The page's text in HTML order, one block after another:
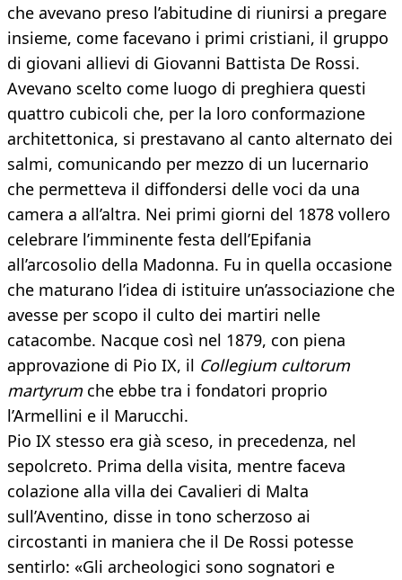
che avevano preso l’abitudine di riunirsi a pregare
insieme, come facevano i primi cristiani, il gruppo
di giovani allievi di Giovanni Battista De Rossi.
Avevano scelto come luogo di preghiera questi
quattro cubicoli che, per la loro conformazione
architettonica, si prestavano al canto alternato dei
salmi, comunicando per mezzo di un lucernario
che permetteva il diffondersi delle voci da una
camera a all’altra. Nei primi giorni del 1878 vollero
celebrare l’imminente festa dell’Epifania
all’arcosolio della Madonna. Fu in quella occasione
che maturano l’idea di istituire un’associazione che
avesse per scopo il culto dei martiri nelle
catacombe. Nacque così nel 1879, con piena
approvazione di Pio IX, il Collegium cultorum
martyrumche ebbe tra i fondatori proprio
l’Armellini e il Marucchi.
Pio IX stesso era già sceso, in precedenza, nel
sepolcreto. Prima della visita, mentre faceva
colazione alla villa dei Cavalieri di Malta
sull’Aventino, disse in tono scherzoso ai
circostanti in maniera che il De Rossi potesse
sentirlo: «Gli archeologici sono sognatori e